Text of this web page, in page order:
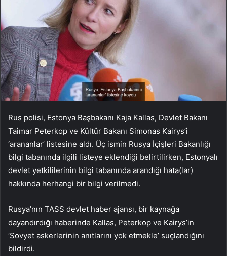
Rus polisi, Estonya Başbakanı Kaja Kallas, Devlet Bakanı
Taimar Peterkop ve Kültür Bakanı Simonas Kairys’i
‘arananlar’ listesine aldı. Üç ismin Rusya İçişleri Bakanlığı
bilgi tabanında ilgili listeye eklendiği belirtilirken, Estonyalı
devlet yetkililerinin bilgi tabanında arandığı hata(lar)
hakkında herhangi bir bilgi verilmedi.
Rusya’nın TASS devlet haber ajansı, bir kaynağa
dayandırdığı haberinde Kallas, Peterkop ve Kairys’in
‘Sovyet askerlerinin anıtlarını yok etmekle’ suçlandığını
bildirdi.